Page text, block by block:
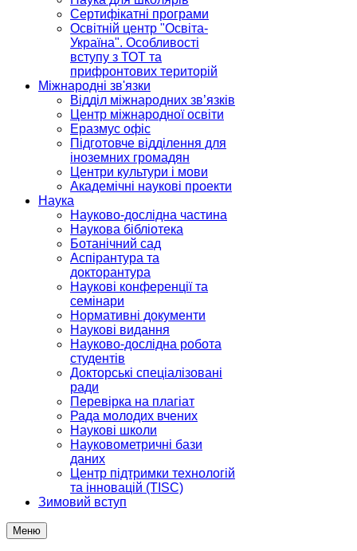
Сертифікатні програми
Освітній центр "Освіта-
Україна". Особливості
вступу з ТОТ та
прифронтових територій
Міжнародні зв'язки
Відділ міжнародних зв’язків
Центр міжнародної освіти
Еразмус офіс
Підготовче відділення для
іноземних громадян
Центри культури і мови
Академічні наукові проекти
Наука
Науково-дослідна частина
Наукова бібліотека
Ботанічний сад
Аспірантура та
докторантура
Наукові конференції та
семінари
Нормативні документи
Наукові видання
Науково-дослідна робота
студентів
Докторські спеціалізовані
ради
Перевірка на плагіат
Рада молодих вчених
Наукові школи
Науковометричні бази
даних
Центр підтримки технологій
та інновацій (TISC)
Зимовий вступ
Меню